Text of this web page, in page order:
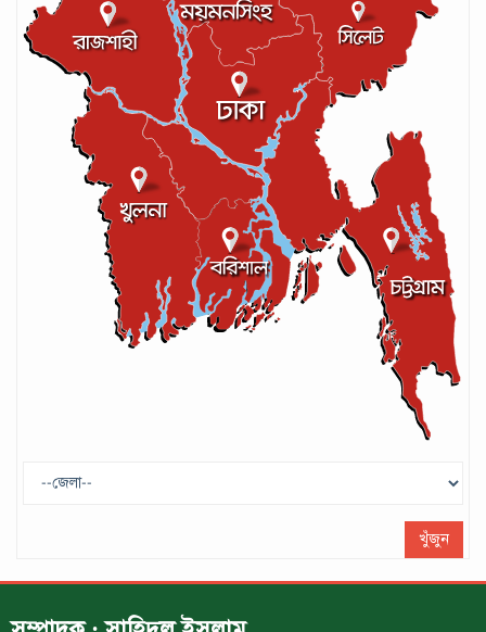
সেপ্টেম্বর ২০, ২০২৪
আইসিসির লেভেল-৩ কোচের স্বীকৃতি পেলেন
আশরাফুল
সেপ্টেম্বর ১৭, ২০২৪
গণপরিবহনে সেবার মান বাড়ানোর দাবি ইমনের
সেপ্টেম্বর ১৩, ২০২৪
ট্রাম্প প্রশাসন ছাড়ার ঘোষণা ধনকুবের ইলন
খুঁজুন